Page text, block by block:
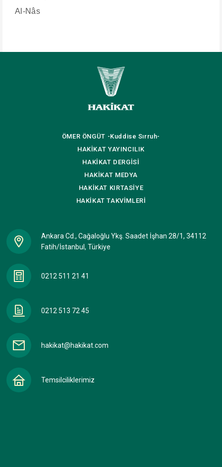
Al-Nâs
ÖMER ÖNGÜT -Kuddise Sırruh-
HAKİKAT YAYINCILIK
HAKİKAT DERGİSİ
HAKİKAT MEDYA
HAKİKAT KIRTASİYE
HAKİKATTAKVİMLERİ
Ankara Cd., Cağaloğlu Ykş. Saadet İşhan 28/1, 34112
Fatih/İstanbul, Türkiye
0212 511 21 41
0212 513 72 45
hakikat@hakikat.com
Temsilciliklerimiz